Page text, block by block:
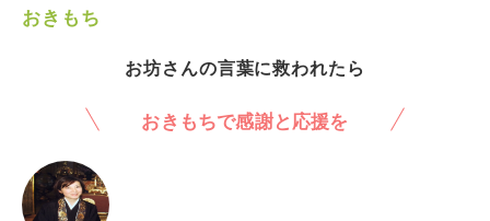
おきもち
お坊さんの言葉に救われたら
おきもちで感謝と応援を